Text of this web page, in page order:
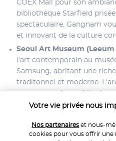
COEX Mall pour son
bibliothèque Starfield
spectaculaire. Gangnam
et innovant de la culture
Seoul Art Museum (Leeum
l'art contemporain au
Samsung, abritant une
traditonnel et moderne.
conçue par des architectes
des céramiques et
contemporain.
Votre vie privée nous
Nos partenaires et nous-
cookies pour vous offrir une